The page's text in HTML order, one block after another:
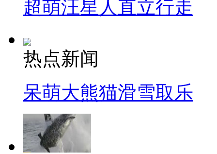
超萌汪星人直立行走
热点新闻
呆萌大熊猫滑雪取乐